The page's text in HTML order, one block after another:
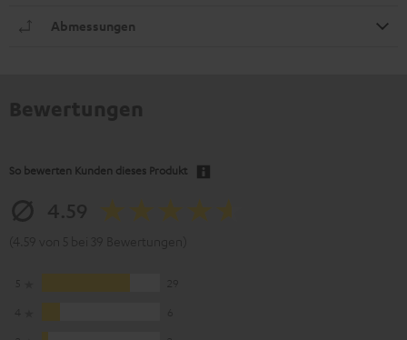
Abmessungen
So bewerten Kunden dieses Produkt